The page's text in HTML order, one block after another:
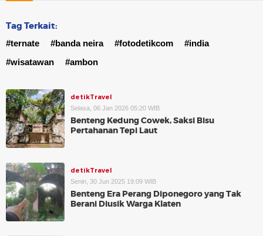
Tag Terkait:
#ternate #banda neira #fotodetikcom
#india
#wisatawan
#ambon
detikTravel
Selasa, 06 Jan 2026 05:20 WIB
Benteng Kedung Cowek, Saksi Bisu
Pertahanan Tepi Laut
detikTravel
Senin, 30 Jun 2025 19:09 WIB
Benteng Era Perang Diponegoro yang Tak
Berani Diusik Warga Klaten